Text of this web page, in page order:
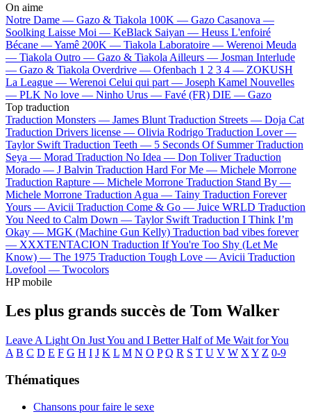
On aime
Notre Dame — Gazo & Tiakola 100K — Gazo Casanova —
Soolking Laisse Moi — KeBlack Saiyan — Heuss L'enfoiré
Bécane —Yamê 200K — Tiakola Laboratoire — Werenoi Meuda
— Tiakola Outro — Gazo & Tiakola Ailleurs — Josman Interlude
— Gazo & Tiakola Overdrive — Ofenbach 1 2 3 4 — ZOKUSH
La League — Werenoi Celui qui part — Joseph Kamel Nouvelles
— PLK No love — Ninho Urus — Favé (FR) DIE — Gazo
Top traduction
Traduction Monsters — James Blunt Traduction Streets — Doja Cat
Traduction Drivers license — Olivia Rodrigo Traduction Lover —
Taylor Swift Traduction Teeth — 5 Seconds Of Summer Traduction
Seya — Morad Traduction No Idea — Don Toliver Traduction
Morado — J Balvin Traduction Hard For Me — Michele Morrone
Traduction Rapture — Michele Morrone Traduction Stand By —
Michele Morrone Traduction Agua — Tainy Traduction Forever
Yours — Avicii Traduction Come & Go — Juice WRLD Traduction
You Need to Calm Down — Taylor Swift Traduction I Think I’m
Okay — MGK (Machine Gun Kelly) Traduction bad vibes forever
— XXXTENTACION Traduction If You're Too Shy (Let Me
Know) — The 1975 Traduction Tough Love — Avicii Traduction
Lovefool — Twocolors
HP mobile
Les plus grands succès de Tom Walker
Leave A Light On Just You and I Better Half of Me Wait for You
A B C D E F G H I J K L M N O P Q R S T U V W X Y Z 0-9
Thématiques
Chansons pour faire le sexe